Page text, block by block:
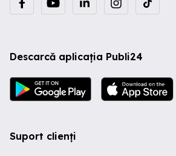
Descarcă aplicația Publi24
Suport clienți